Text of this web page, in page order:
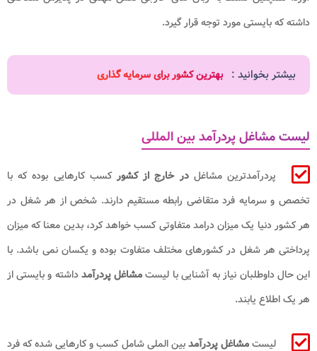
داشته که بایستی مورد توجه قرار گیرد.
بیشتر بخوانید : بهترین کشور برای سرمایه گذاری
لیست مشاغل پردرآمد بین المللی
پردرآمدترین مشاغلدر خارج از کشورکسب کارهایی بوده که با
تخصص و سرمایه فرد متقاضی رابطه مستقیم دارند. شخص از هر شغل در
هر کشور دنیا یک میزان درامد متفاوتی کسب خواهد کرد، بدین معنا که میزان
پرداختی هر شغل در کشورهای مختلف متفاوت بوده و یکسان نمی باشد. با
این حال داوطلبان نیاز به آشنایی با لیستمشاغل پردرآمدداشته و بایستی از
هر یک اطلاع یابند.
لیستمشاغل پردرآمدبین الملی شامل کسب و کارهایی شده که فرد